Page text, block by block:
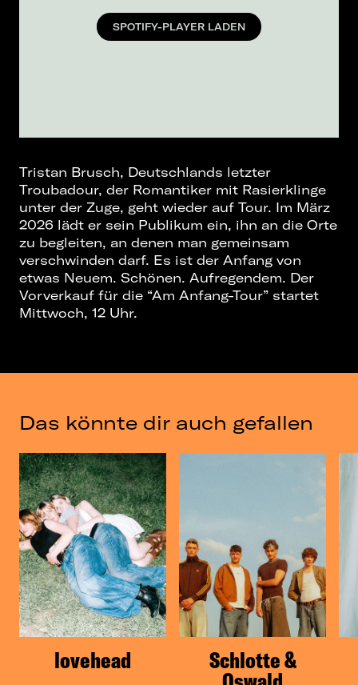
SPOTIFY-PLAYER LADEN
Tristan Brusch, Deutschlands letzter
Troubadour, der Romantiker mit Rasierklinge
unter der Zuge, geht wieder auf Tour. Im März
2026 lädt er sein Publikum ein, ihn an die Orte
zu begleiten, an denen man gemeinsam
verschwinden darf. Es ist der Anfang von
etwas Neuem. Schönen. Aufregendem. Der
Vorverkauf für die “Am Anfang-Tour” startet
Mittwoch, 12 Uhr.
Das könnte dir auch gefallen
lovehead Schlotte &